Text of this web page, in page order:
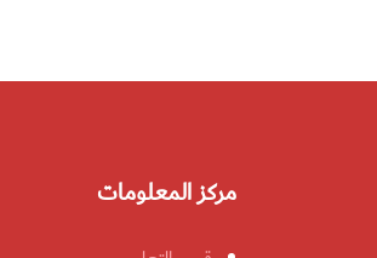
مركز المعلومات